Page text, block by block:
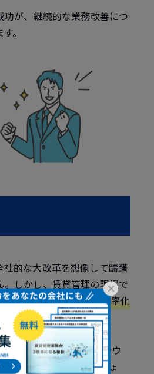
功が、継続的な業務改善につ
。
的な大改革を想像して躊躇
。しかし、賃貸管理の現場で
」こそが、大きな業務効率化
っている業務から、クラウ
組み化を始めてみましょ
×